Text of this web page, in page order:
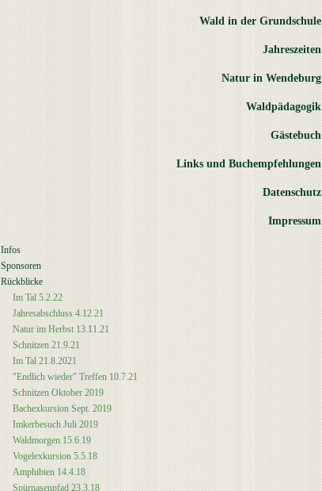
Wald in der Grundschule
Jahreszeiten
Natur in Wendeburg
Waldpädagogik
Gästebuch
Links und Buchempfehlungen
Datenschutz
Impressum
Infos
Sponsoren
Rückblicke
Im Tal 5.2.22
Jahresabschluss 4.12.21
Natur im Herbst 13.11.21
Schnitzen 21.9.21
Im Tal 21.8.2021
"Endlich wieder" Treffen 10.7.21
Schnitzen Oktober 2019
Bachexkursion Sept. 2019
Imkerbesuch Juli 2019
Waldmorgen 15.6.19
Vogelexkursion 5.5.18
Amphibien 14.4.18
Spürnasenpfad 23.3.18